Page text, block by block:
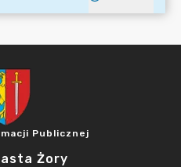
Publicznej
Żory